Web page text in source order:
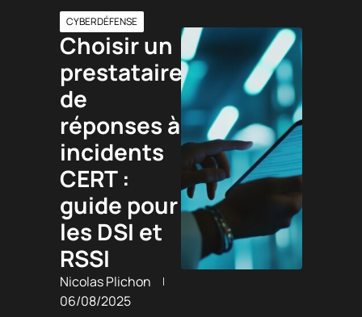
CYBERDÉFENSE
Choisir un
prestataire
de
réponses à
incidents
CERT :
guide pour
les DSI et
RSSI
Nicolas Plichon
06/08/2025